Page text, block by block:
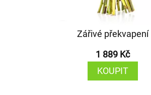
Zářivé překvapení
1 889 Kč
KOUPIT